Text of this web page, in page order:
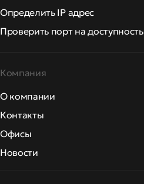
Определить IP адрес
Проверить порт на доступность
Компания
О компании
Контакты
Офисы
Новости